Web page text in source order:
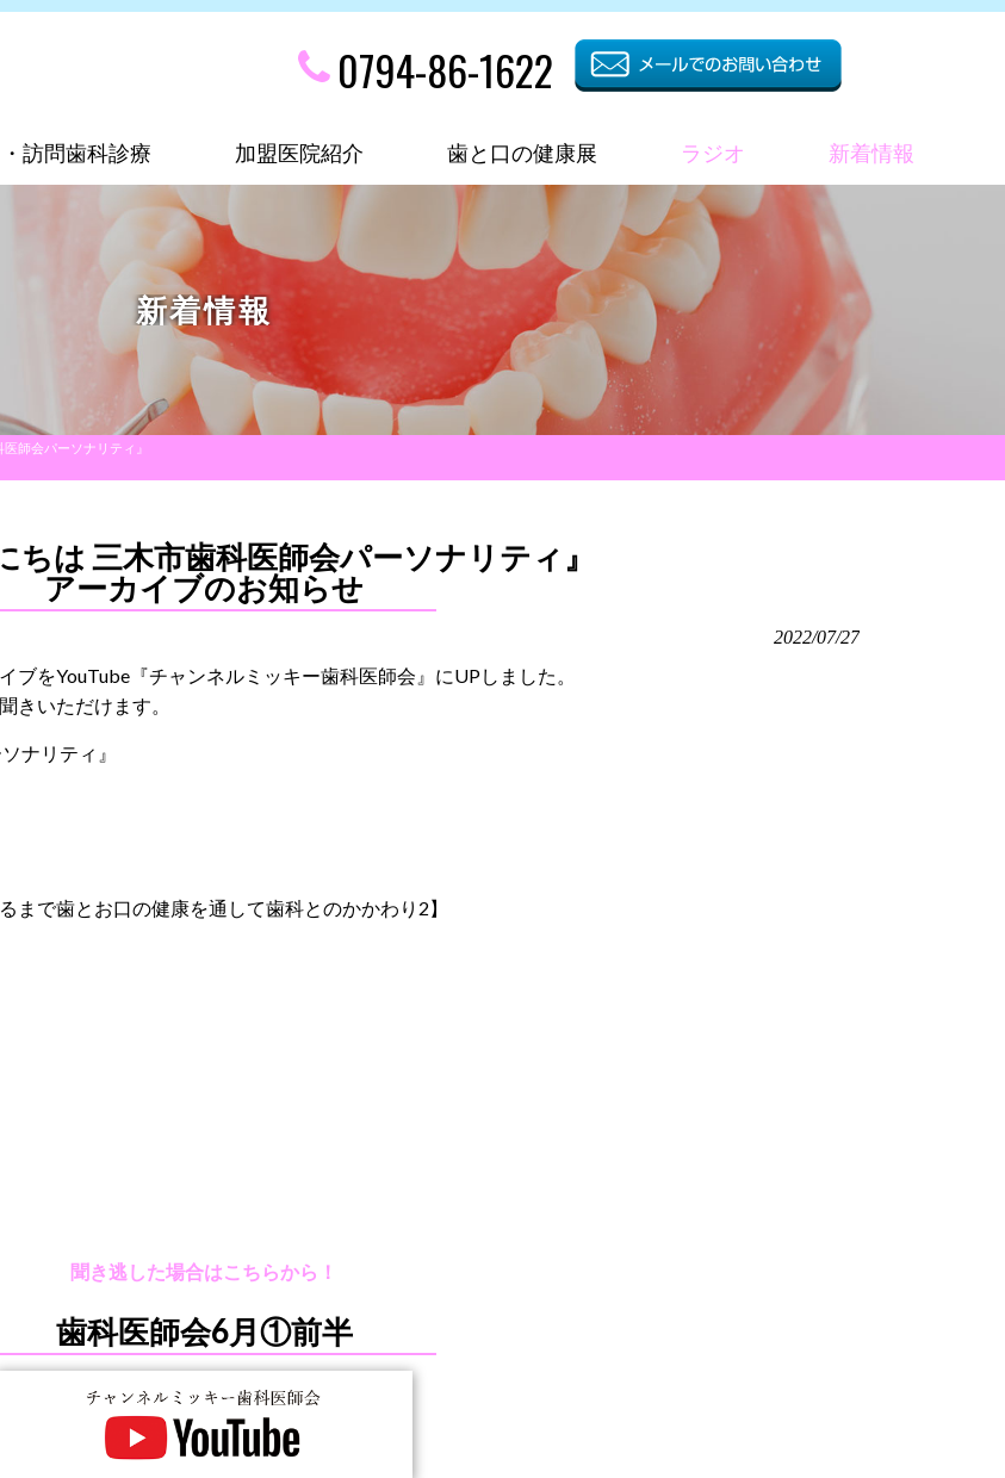
0794-86-1622
訪問歯科診療 加盟医院紹介 歯と口の健康展 ラジオ 新着情報
新着情報
師会パーソナリティ』
ちは 三木市歯科医師会パーソナリティ』
アーカイブのお知らせ
2022/07/27
をYouTube『チャンネルミッキー歯科医師会』にUPしました。
きいただけます。
ナリティ』
で歯とお口の健康を通して歯科とのかかわり2】
聞き逃した場合はこちらから！
歯科医師会6月①前半